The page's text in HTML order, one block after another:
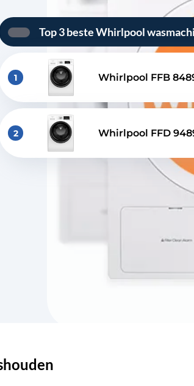
Top 3 beste Whirlpool
1 Whirlpool FFB
2 Whirlpool FFD